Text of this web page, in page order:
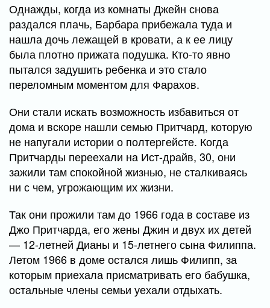
Однажды, когда из комнаты Джейн снова
раздался плачь, Барбара прибежала туда и
нашла дочь лежащей в кровати, а к ее лицу
была плотно прижата подушка. Кто-то явно
пытался задушить ребенка и это стало
переломным моментом для Фарахов.
Они стали искать возможность избавиться от
дома и вскоре нашли семью Притчард, которую
не напугали истории о полтергейсте. Когда
Притчарды переехали на Ист-драйв, 30, они
зажили там спокойной жизнью, не сталкиваясь
ни с чем, угрожающим их жизни.
Так они прожили там до 1966 года в составе из
Джо Притчарда, его жены Джин и двух их детей
— 12-летней Дианы и 15-летнего сына Филиппа.
Летом 1966 в доме остался лишь Филипп, за
которым приехала присматривать его бабушка,
остальные члены семьи уехали отдыхать.